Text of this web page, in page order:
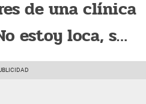
de una clínica
estoy loca, son
modales"